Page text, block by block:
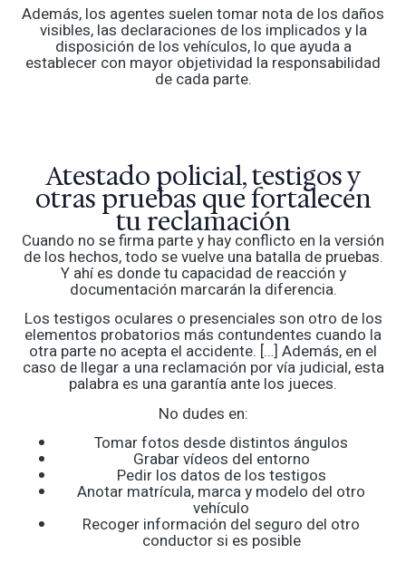
Además, los agentes suelen tomar nota de los daños
visibles, las declaraciones de los implicados y la
disposición de los vehículos, lo que ayuda a
establecer con mayor objetividad la responsabilidad
de cada parte.
Atestado policial, testigos y
otras pruebas que fortalecen
tu reclamación
Cuando no se firma parte y hay conflicto en la versión
de los hechos, todo se vuelve una batalla de pruebas.
Y ahí es donde tu capacidad de reacción y
documentación marcarán la diferencia.
Los testigos oculares o presenciales son otro de los
elementos probatorios más contundentes cuando la
otra parte no acepta el accidente. […] Además, en el
caso de llegar a una reclamación por vía judicial, esta
palabra es una garantía ante los jueces.
No dudes en:
Tomar fotos desde distintos ángulos
Grabar vídeos del entorno
Pedir los datos de los testigos
Anotar matrícula, marca y modelo del otro
vehículo
Recoger información del seguro del otro
conductor si es posible